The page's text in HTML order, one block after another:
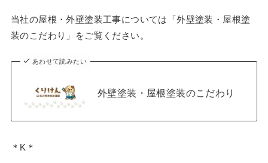
当社の屋根・外壁塗装工事については「外壁塗装・屋根塗
装のこだわり」をご覧ください。
あわせて読みたい
外壁塗装・屋根塗装のこだわり
＊K＊